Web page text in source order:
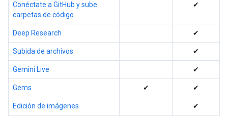
Conéctate a GitHub y sube
carpetas de código
✔
Deep Research ✔
Subida de archivos ✔
Gemini Live ✔
Gems ✔ ✔
Edición de imágenes ✔